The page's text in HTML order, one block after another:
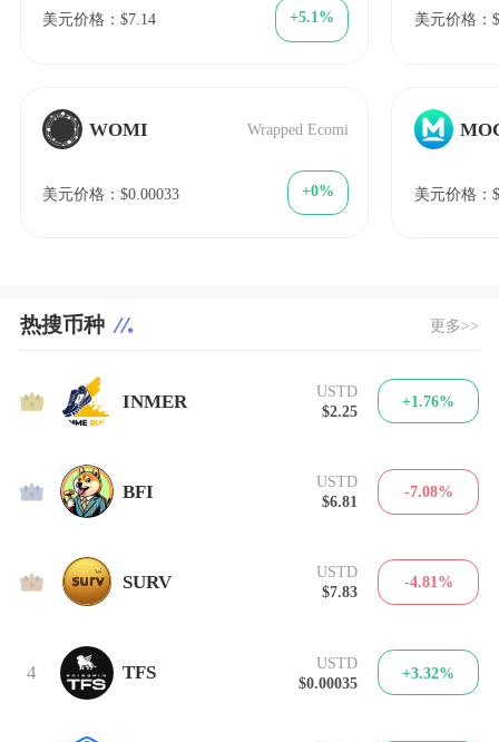
美元价格：$7.14 +5.1%
WOMI Wrapped Ecomi
美元价格：$0.00033 +0%
美元价格：
美元价格：
热搜币种 更多>>
1 INMER
USTD
$2.25
+1.76%
2 BFI
USTD
$6.81
-7.08%
3 SURV
USTD
$7.83
-4.81%
4 TFS
USTD
$0.00035
+3.32%